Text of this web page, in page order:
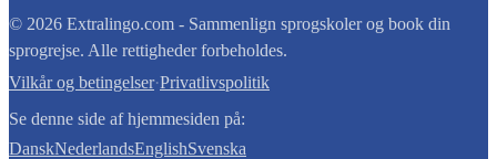
© 2026 Extralingo.com - Sammenlign sprogskoler og book din
sprogrejse. Alle rettigheder forbeholdes.
Vilkår og betingelser·Privatlivspolitik
Se denne side af hjemmesiden på:
DanskNederlandsEnglishSvenska